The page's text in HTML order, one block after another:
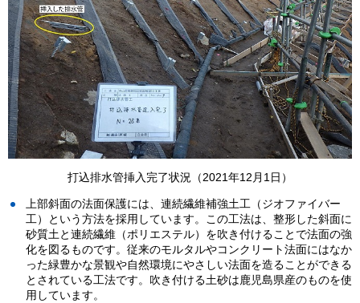
打込排水管挿入完了状況（2021年12月1日）
上部斜面の法面保護には、連続繊維補強土工（ジオファイバー
工）という方法を採用しています。この工法は、整形した斜面に
砂質土と連続繊維（ポリエステル）を吹き付けることで法面の強
化を図るものです。従来のモルタルやコンクリート法面にはなか
った緑豊かな景観や自然環境にやさしい法面を造ることができる
とされている工法です。吹き付ける土砂は鹿児島県産のものを使
用しています。